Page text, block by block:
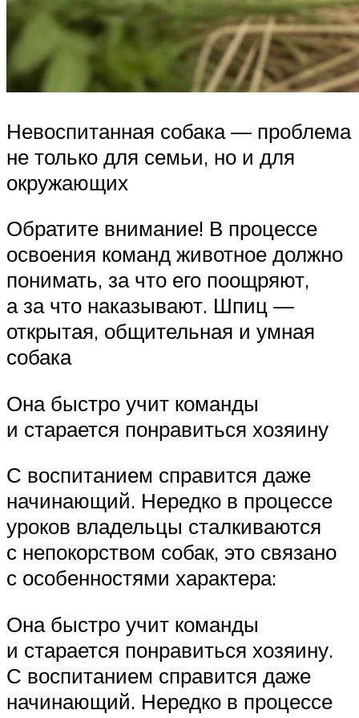
Невоспитанная собака — проблема
не только для семьи, но и для
окружающих
Обратите внимание! В процессе
освоения команд животное должно
понимать, за что его поощряют,
а за что наказывают. Шпиц —
открытая, общительная и умная
собака
Она быстро учит команды
и старается понравиться хозяину
С воспитанием справится даже
начинающий. Нередко в процессе
уроков владельцы сталкиваются
с непокорством собак, это связано
с особенностями характера:
Она быстро учит команды
и старается понравиться хозяину.
С воспитанием справится даже
начинающий. Нередко в процессе